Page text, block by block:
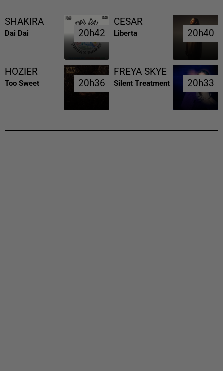
SHAKIRA
Dai Dai 20h42
20h42
CESAR
Liberta 20h40
20h40
HOZIER
Too Sweet 20h36
20h36
FREYA SKYE
Silent Treatment 20h33
20h33